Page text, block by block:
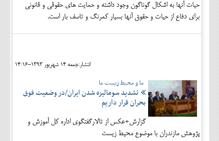
محیط زیست و گردشگری
خانه
حیات آنها به اشکال گوناگون وجود داشته و حمایت های حقوقی و قانونی
برای دفاع از حیات و حقوق آنها بسیار کمرنگ و تاسف بار است.
انتشار:جمعه 14 شهريور 1393-14:16
ما و محیط زیست ما
تشدید سوماليزه شدن ايران/در وضعيت فوق
بحران قرار داریم
گزارش+عکس از تالارگفتگوی اداره کل آموزش و
پژوهش مازندران با موضوع محیط زیست